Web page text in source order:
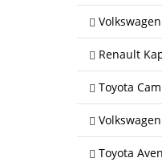
Renault
Toyota
Toyota